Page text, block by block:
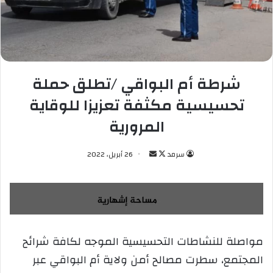
شرطة أم البواقي /تطلق حملة
تحسيسية مكثفة تعزيزا للوقاية
المرورية
سرمد
ت
ب
ع
ع
ى
X
س
ل
ب
ي
د
26 أبريل، 2022
مواصلة للنشاطات التحسيسية الموجه لكافة شرائح
المجتمع، سطرت مصالح أمن ولاية أم البواقي عبر